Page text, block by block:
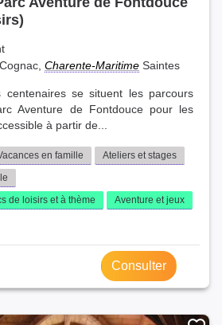
Cognac, Charente-Maritime Saintes
se situent les parcours
Aventure de Fontdouce pour les
à partir de...
en famille
Ateliers et stages
de loisirs et à thème
Aventure et jeux
Consulter